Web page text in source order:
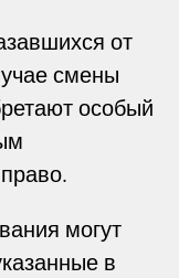
от
смены
особый
могут
в